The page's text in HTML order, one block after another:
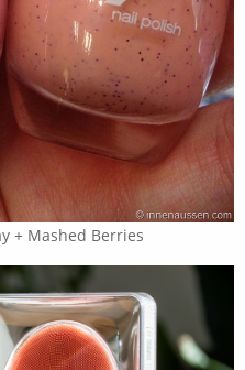
+ Mashed Berries